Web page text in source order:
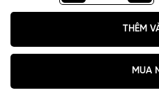
THÊM
MUA